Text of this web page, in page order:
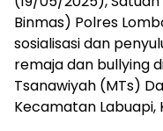
Binmas) Polres
sosialisasi dan
remaja dan bullying
Tsanawiyah (MTs)
Kecamatan